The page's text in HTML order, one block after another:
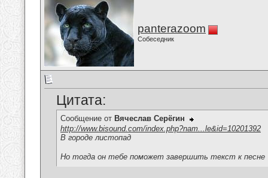
panterazoom
Собеседник
Цитата:
Сообщение от Вячеслав Серёгин
http://www.bisound.com/index.php?nam...le&id=10201392
В городе листопад
Но тогда он тебе поможет завершить текст к песне